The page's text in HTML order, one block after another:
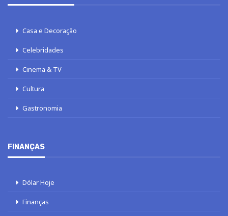
Casa e Decoração
Celebridades
Cinema & TV
Cultura
Gastronomia
FINANÇAS
Dólar Hoje
Finanças